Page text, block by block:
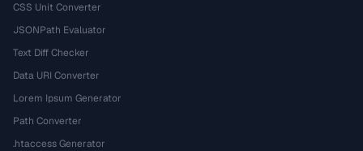
CSS Unit Converter
JSONPath Evaluator
Text Diff Checker
Data URI Converter
Lorem Ipsum Generator
Path Converter
.htaccess Generator